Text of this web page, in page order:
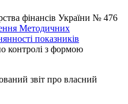
фінансів України № 476
Методичних
показників
контролі з формою
звіт про власний